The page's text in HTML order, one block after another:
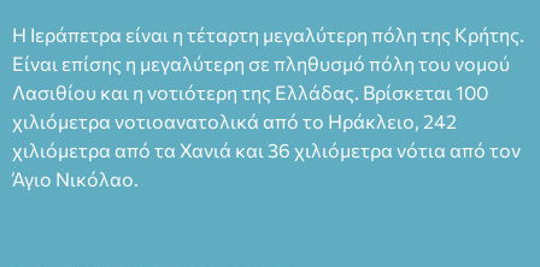
Η Ιεράπετρα είναι η τέταρτη μεγαλύτερη πόλη της Κρήτης.
Είναι επίσης η μεγαλύτερη σε πληθυσμό πόλη του νομού
Λασιθίου και η νοτιότερη της Ελλάδας. Βρίσκεται 100
χιλιόμετρα νοτιοανατολικά από το Ηράκλειο, 242
χιλιόμετρα από τα Χανιά και 36 χιλιόμετρα νότια από τον
Άγιο Νικόλαο.